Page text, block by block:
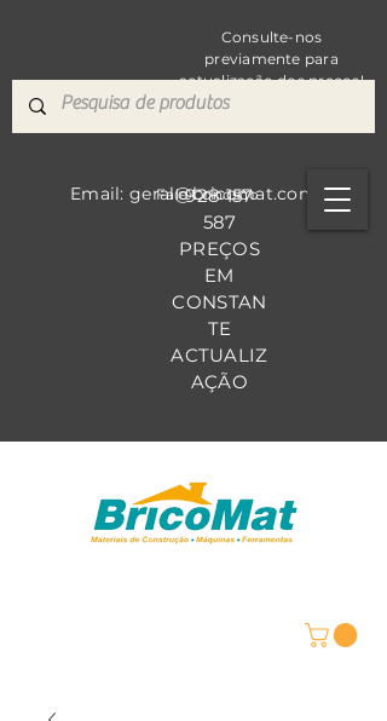
Consulte-nos
previamente para
actualização dos preços!
928 157
587
PREÇOS
EM
CONSTAN
TE
ACTUALIZ
AÇÃO
Fale Conosco
Email: geral@bricomat.com